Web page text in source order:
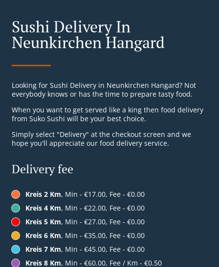
Sushi Delivery In
Neunkirchen Hangard
Looking for Sushi Delivery in Neunkirchen Hangard? Not
everybody knows or has the time to prepare tasty food.
When you want to get served like a king then food delivery
from Suko Sushi will be your best choice.
Simply select "Delivery" at the checkout screen and we
hope you'll appreciate our food delivery service.
Delivery fee
Kreis 2 Km, Min - €17.00, Fee - €0.00
Kreis 4 Km, Min - €22.00, Fee - €0.00
Kreis 5 Km, Min - €27.00, Fee - €0.00
Kreis 6 Km, Min - €35.00, Fee - €0.00
Kreis 7 Km, Min - €45.00, Fee - €0.00
Kreis 8 Km, Min - €60.00, Fee / Km - €0.50